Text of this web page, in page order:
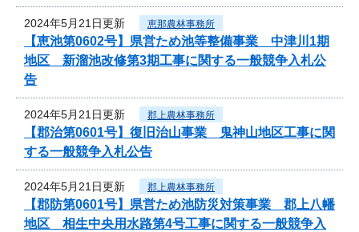
2024年5月21日更新 恵那農林事務所
【恵池第0602号】県営ため池等整備事業 中津川1期
地区 新溜池改修第3期工事に関する一般競争入札公
告
2024年5月21日更新 郡上農林事務所
【郡治第0601号】復旧治山事業 鬼神山地区工事に関
する一般競争入札公告
2024年5月21日更新 郡上農林事務所
【郡防第0601号】県営ため池防災対策事業 郡上八幡
地区 相生中央用水路第4号工事に関する一般競争入